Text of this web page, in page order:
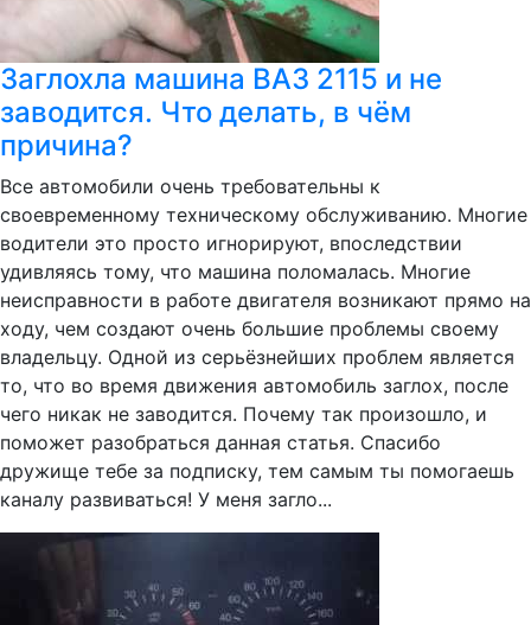
Заглохла машина ВАЗ 2115 и не
заводится. Что делать, в чём
причина?
Все автомобили очень требовательны к
своевременному техническому обслуживанию. Многие
водители это просто игнорируют, впоследствии
удивляясь тому, что машина поломалась. Многие
неисправности в работе двигателя возникают прямо на
ходу, чем создают очень большие проблемы своему
владельцу. Одной из серьёзнейших проблем является
то, что во время движения автомобиль заглох, после
чего никак не заводится. Почему так произошло, и
поможет разобраться данная статья. Спасибо
дружище тебе за подписку, тем самым ты помогаешь
каналу развиваться! У меня загло...